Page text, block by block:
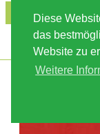
Diese
das
Website zu
Weitere